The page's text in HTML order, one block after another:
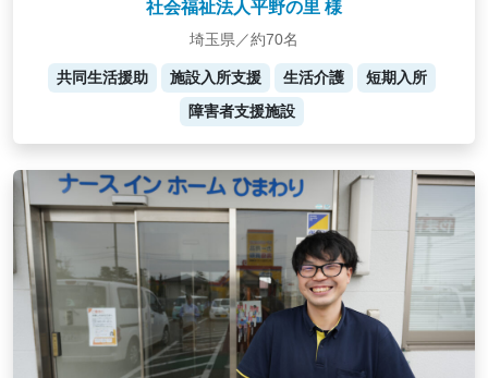
社会福祉法人平野の里 様
埼玉県／約70名
共同生活援助 施設入所支援 生活介護
短期入所
障害者支援施設